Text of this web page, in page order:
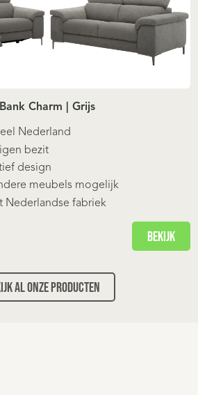
Charm | Grijs
Nederland
bezit
design
meubels mogelijk
Nederlandse fabriek
Bekijk
al onze producten